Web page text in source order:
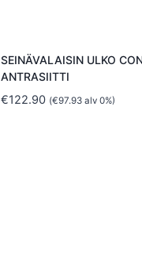
SEINÄVALAISIN ULKO
ANTRASIITTI
€122.90 (€97.93alv 0%)